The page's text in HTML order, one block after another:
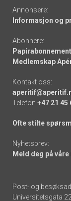
Annonsere:
Informasjon og
Abonnere:
Medlemskap
Kontakt oss:
Telefon +47 21 45
Ofte stilte
Nyhetsbrev:
Meld deg på
Post- og
Universitetsgata 22